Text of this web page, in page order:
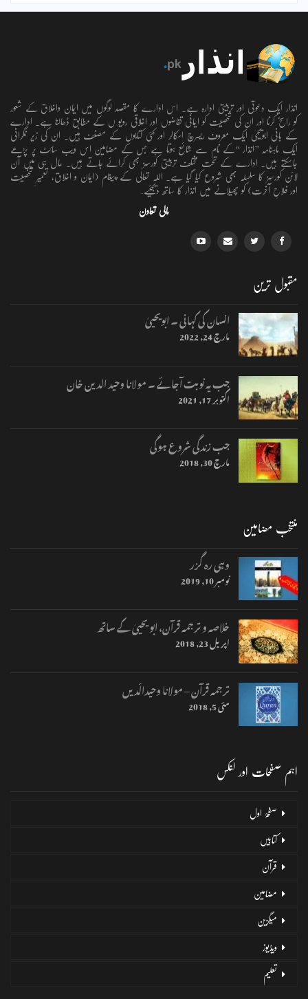
انذار ایک دعوتی اور تربیتی ادارہ ہے۔ اس ادارے کا مقصد لوگوں میں ایمان واخلاق کے شعور
کو راسخ کرنا اور ان کی شخصیت کو ایمانی تقاضوں اور اخلاقی رویو ں کے مطابق ڈھالنا ہے۔ ادارے
کے بانی ابویحییٰ ایک معروف ریسرچ اسکالر اور کئی کتابوں کے مصنف ہیں۔ ان کی زیر نگرانی
ایک ماہنامہ ’’انذار ‘‘کے نام سے شائع ہوتا ہے جس کے مضامین اس ویب سائٹ پر پڑھے
جاسکتے ہیں۔ ادارے کے تحت مختلف تربیتی کورسز بھی کرائے جاتے ہیں۔ حال ہی میں آن
لائن کورسز کا سلسلہ بھی شروع کیا گیا ہے۔ اللہ تعالٰی کے پیغام (ایمان و اخلاق، تعمیرِ شخصیت
اور فلاحِ آخرت) کو پھیلانے میں انذار کا ساتھ دیجئیے.
مالی تعاون
مقبول ترین
انسان کی کہانی ۔ ابویحییٰ
مارچ 24, 2022
جب یہ نوبت آجائے ۔ مولانا وحید الدین خان
اکتوبر 17, 2021
جب زندگی شروع ہوگی
مارچ 30, 2018
منتخب مضامین
وہی رہ گزر
نومبر 10, 2019
خلاصہ و ترجمہ قرآن، ابو یحییٰ کے ساتھ
اپریل 23, 2018
ترجمہ قرآن – مولانا وحیدالّدیں
مئی 5, 2018
اہم صفحات اور لنکس
صفحۂ اول
کتابیں
قرآن
مضامین
میگزین
ویڈیوز
تعلیم